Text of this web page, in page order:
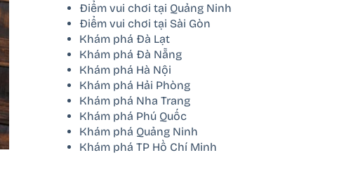
Điểm vui chơi tại Quảng Ninh
Điểm vui chơi tại Sài Gòn
Khám phá Đà Lạt
Khám phá Đà Nẵng
Khám phá Hà Nội
Khám phá Hải Phòng
Khám phá Nha Trang
Khám phá Phú Quốc
Khám phá Quảng Ninh
Khám phá TP Hồ Chí Minh